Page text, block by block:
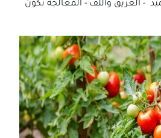
- العزيق واللف - المعالجة تكون